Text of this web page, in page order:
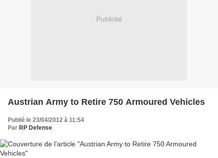
Publicité
Austrian Army to Retire 750 Armoured Vehicles
Publié le 23/04/2012 à 11:54
Par RP Defense